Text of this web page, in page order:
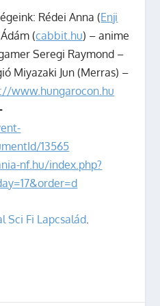
Rédei Anna (Enji
(cabbit.hu) – anime
Seregi Raymond –
Miyazaki Jun (Merras) –
www.hungarocon.hu
13565
nf.hu/index.php?
Sci Fi Lapcsalád